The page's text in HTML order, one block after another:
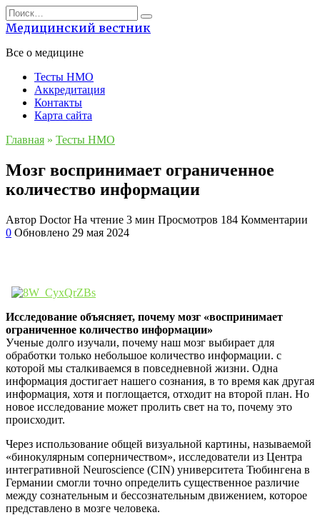
Перейти
к
содержанию
Search
for:
Медицинский вестник
Все о медицине
Тесты НМО
Аккредитация
Контакты
Карта сайта
Главная » Тесты НМО
Мозг воспринимает ограниченное
количество информации
Автор Doctor На чтение 3 мин Просмотров 184 Комментарии
0 Обновлено 29 мая 2024
Исследование объясняет, почему мозг «воспринимает
ограниченное количество информации»
Ученые долго изучали, почему наш мозг выбирает для
обработки только небольшое количество информации. с
которой мы сталкиваемся в повседневной жизни. Одна
информация достигает нашего сознания, в то время как другая
информация, хотя и поглощается, отходит на второй план. Но
новое исследование может пролить свет на то, почему это
происходит.
Через использование общей визуальной картины, называемой
«бинокулярным соперничеством», исследователи из Центра
интегративной Neuroscience (CIN) университета Тюбингена в
Германии смогли точно определить существенное различие
между сознательным и бессознательным движением, которое
представлено в мозге человека.